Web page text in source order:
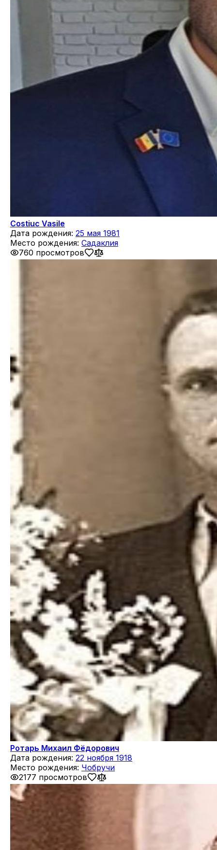
Costiuc Vasile
Дата рождения: 25 мая 1981
Место рождения: Садаклия
760 просмотров
Ротарь Михаил Фёдорович
Дата рождения: 22 ноября 1918
Место рождения: Чобручи
2177 просмотров